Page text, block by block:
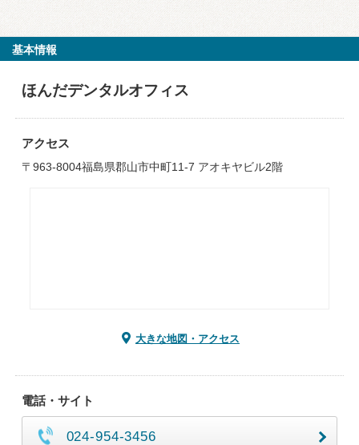
基本情報
ほんだデンタルオフィス
アクセス
〒963-8004福島県郡山市中町11-7 アオキヤビル2階
大きな地図・アクセス
電話・サイト
024-954-3456